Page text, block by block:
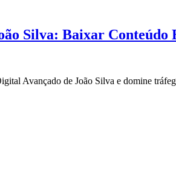
Silva: Baixar Conteúdo
Avançado de João Silva e domine